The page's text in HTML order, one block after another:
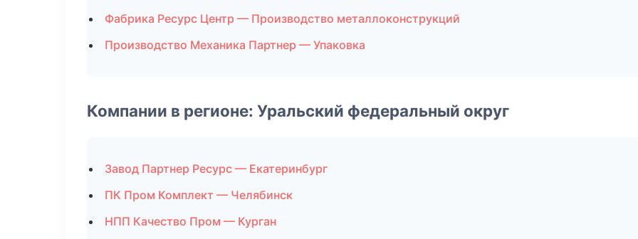
Фабрика Ресурс Центр — Производство металлоконструкций
Производство Механика Партнер — Упаковка
Компании в регионе: Уральский федеральный округ
Завод Партнер Ресурс — Екатеринбург
ПК Пром Комплект — Челябинск
НПП Качество Пром — Курган